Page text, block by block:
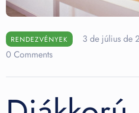
RENDEZVÉNYEK
3 de július de
0 Comments